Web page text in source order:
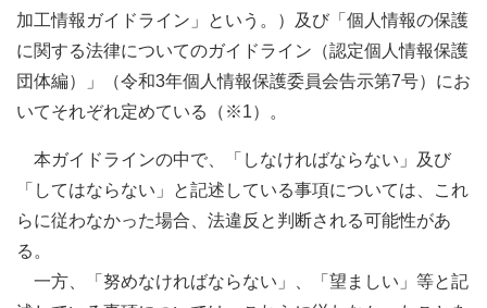
加工情報ガイドライン」という。）及び「個人情報の保護
に関する法律についてのガイドライン（認定個人情報保護
団体編）」（令和3年個人情報保護委員会告示第7号）にお
いてそれぞれ定めている（※1）。
本ガイドラインの中で、「しなければならない」及び
「してはならない」と記述している事項については、これ
らに従わなかった場合、法違反と判断される可能性があ
る。
一方、「努めなければならない」、「望ましい」等と記